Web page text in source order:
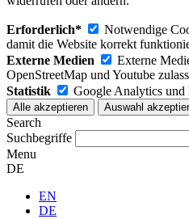
Erforderlich*
Notwendige
damit die Website korrekt
Externe Medien
Externe
OpenStreetMap und Youtube
Statistik
Google Analytics und
Search
Suchbegriffe
Menu
DE
EN
DE